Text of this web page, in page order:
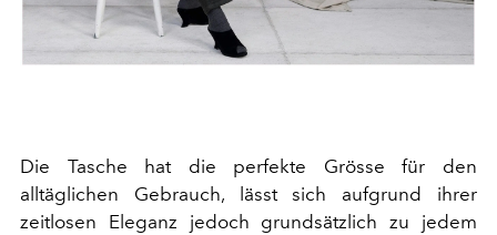
Die Tasche hat die perfekte Grösse für den
alltäglichen Gebrauch, lässt sich aufgrund ihrer
zeitlosen Eleganz jedoch grundsätzlich zu jedem